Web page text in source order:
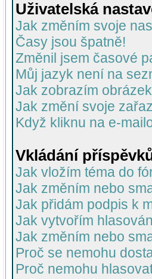
Uživatelská
Jak změním svoje
Časy jsou špatně!
Změnil jsem časové
Můj jazyk není na
Jak zobrazím
Jak změní svoje
Když kliknu na e-
Vkládání
Jak vložím téma do
Jak změním nebo
Jak přidám podpis k
Jak vytvořím
Jak změním nebo
Proč se nemohu
Proč nemohu